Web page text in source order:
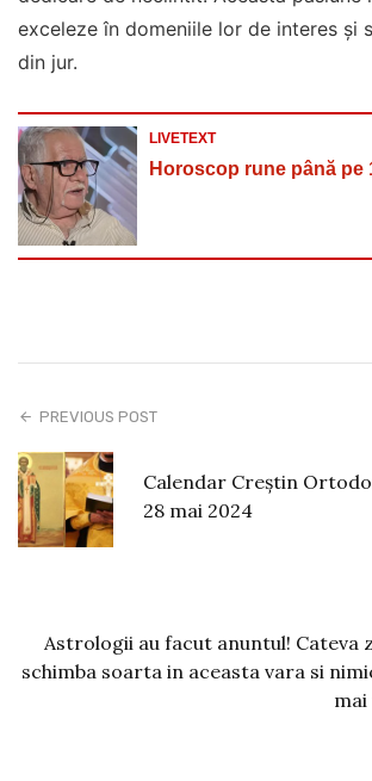
exceleze în domeniile lor de interes și
din jur.
LIVETEXT
Horoscop rune până pe
PREVIOUS POST
Calendar Creștin
28 mai 2024
Astrologii au facut anuntul! Cateva
schimba soarta in aceasta vara si
mai